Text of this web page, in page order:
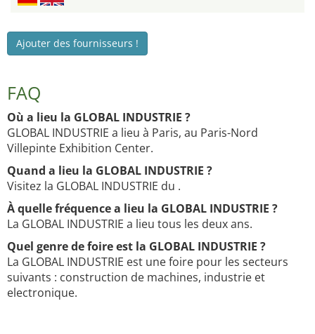
Ajouter des fournisseurs !
FAQ
Où a lieu la GLOBAL INDUSTRIE ?
GLOBAL INDUSTRIE a lieu à Paris, au Paris-Nord
Villepinte Exhibition Center.
Quand a lieu la GLOBAL INDUSTRIE ?
Visitez la GLOBAL INDUSTRIE du .
À quelle fréquence a lieu la GLOBAL INDUSTRIE ?
La GLOBAL INDUSTRIE a lieu tous les deux ans.
Quel genre de foire est la GLOBAL INDUSTRIE ?
La GLOBAL INDUSTRIE est une foire pour les secteurs
suivants : construction de machines, industrie et
electronique.